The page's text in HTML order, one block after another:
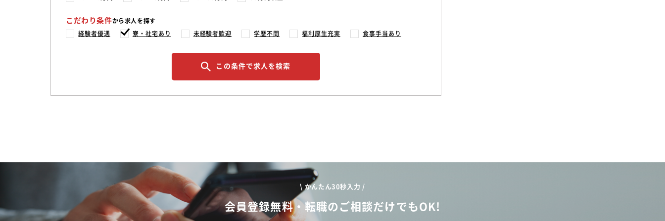
こだわり条件から求人を探す
経験者優遇 寮・社宅あり 未経験者歓迎 学歴不問 福利厚生充実 食事手当あり
この条件で求人を検索
\ かんたん30秒入力 /
会員登録無料・転職のご相談だけでもOK!